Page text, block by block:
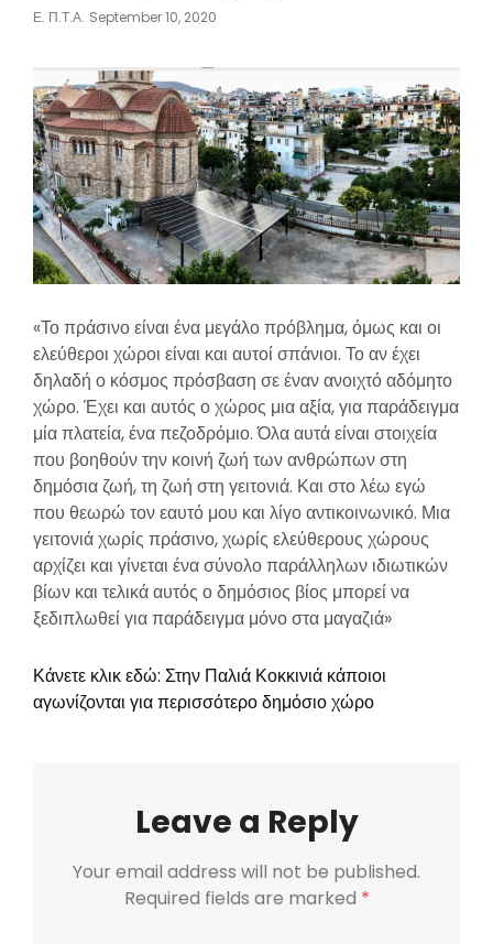
Ε. Π.τ.Α. Posted
September 10, 2020
«Το πράσινο είναι ένα μεγάλο πρόβλημα, όμως και οι
ελεύθεροι χώροι είναι και αυτοί σπάνιοι. Το αν έχει
δηλαδή ο κόσμος πρόσβαση σε έναν ανοιχτό αδόμητο
χώρο. Έχει και αυτός ο χώρος μια αξία, για παράδειγμα
μία πλατεία, ένα πεζοδρόμιο. Όλα αυτά είναι στοιχεία
που βοηθούν την κοινή ζωή των ανθρώπων στη
δημόσια ζωή, τη ζωή στη γειτονιά. Και στο λέω εγώ
που θεωρώ τον εαυτό μου και λίγο αντικοινωνικό. Μια
γειτονιά χωρίς πράσινο, χωρίς ελεύθερους χώρους
αρχίζει και γίνεται ένα σύνολο παράλληλων ιδιωτικών
βίων και τελικά αυτός ο δημόσιος βίος μπορεί να
ξεδιπλωθεί για παράδειγμα μόνο στα μαγαζιά»
Κάνετε κλικ εδώ: Στην Παλιά Κοκκινιά κάποιοι
αγωνίζονται για περισσότερο δημόσιο χώρο
Leave a Reply
Your email address will not be published.
Required fields are marked *